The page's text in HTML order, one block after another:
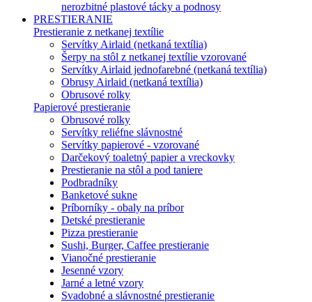
nerozbitné plastové tácky a podnosy
PRESTIERANIE
Prestieranie z netkanej textílie
Servítky Airlaid (netkaná textília)
Šerpy na stôl z netkanej textílie vzorované
Servítky Airlaid jednofarebné (netkaná textília)
Obrusy Airlaid (netkaná textília)
Obrusové rolky
Papierové prestieranie
Obrusové rolky
Servítky reliéfne slávnostné
Servítky papierové - vzorované
Darčekový toaletný papier a vreckovky
Prestieranie na stôl a pod taniere
Podbradníky
Banketové sukne
Príborníky - obaly na príbor
Detské prestieranie
Pizza prestieranie
Sushi, Burger, Caffee prestieranie
Vianočné prestieranie
Jesenné vzory
Jarné a letné vzory
Svadobné a slávnostné prestieranie